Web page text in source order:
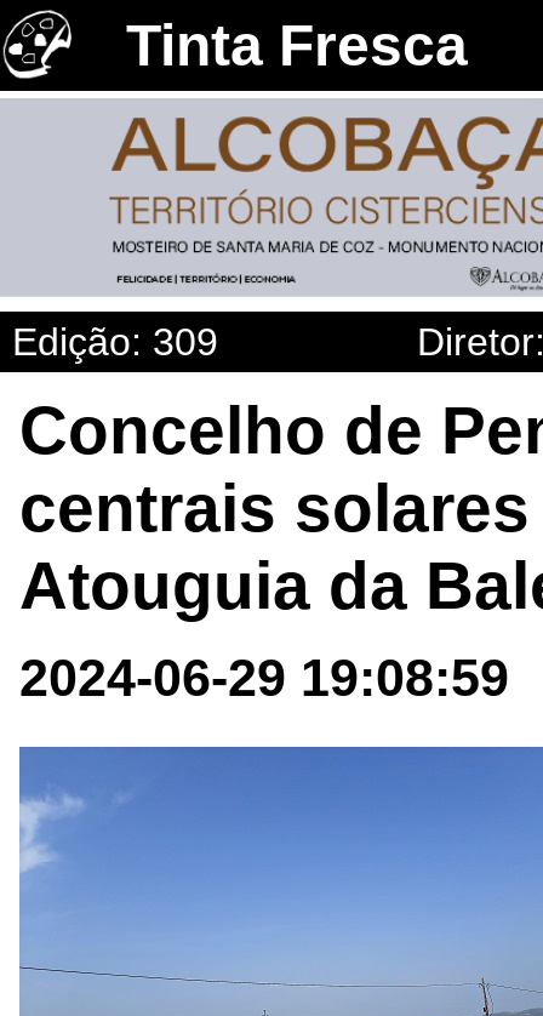
Tinta Fresca
Edição: 309
Concelho de
centrais solares
Atouguia da
2024-06-29 19:08:59